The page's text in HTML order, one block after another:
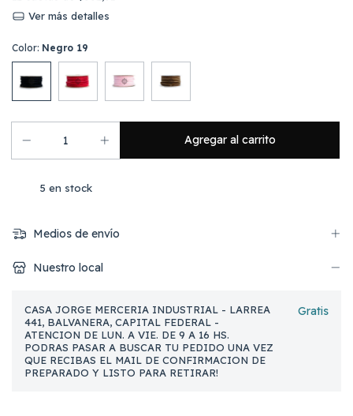
Ver más detalles
Color: Negro 19
5 en stock
Medios de envío
Nuestro local
CASA JORGE MERCERIA INDUSTRIAL - LARREA
441, BALVANERA, CAPITAL FEDERAL -
ATENCION DE LUN. A VIE. DE 9 A 16 HS.
PODRAS PASAR A BUSCAR TU PEDIDO UNA VEZ
QUE RECIBAS EL MAIL DE CONFIRMACION DE
PREPARADO Y LISTO PARA RETIRAR!
Gratis